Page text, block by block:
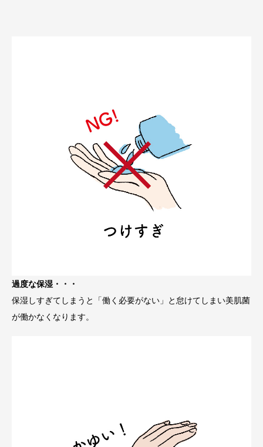
過度な保湿・・・
保湿しすぎてしまうと「働く必要がない」と怠けてしまい美肌菌
が働かなくなります。